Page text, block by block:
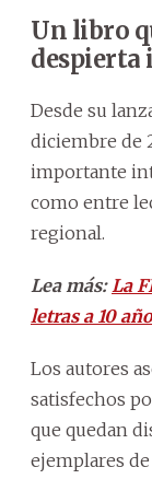
Un libro
despierta
Desde su
diciembre de
importante
como entre
regional.
Lea más: La
letras a 10
Los autores
satisfechos
que quedan
ejemplares